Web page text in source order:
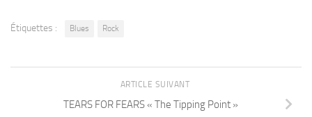
Étiquettes : Blues Rock
ARTICLE SUIVANT
TEARS FOR FEARS « The Tipping Point »